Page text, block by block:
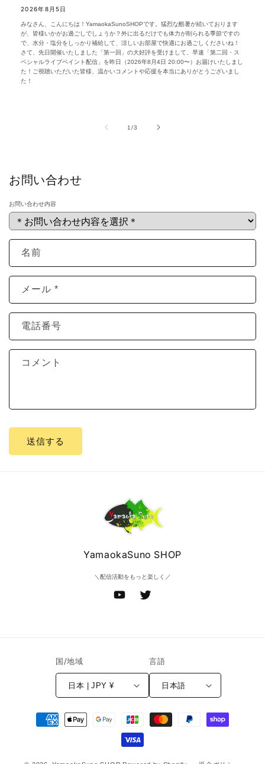
2026年8月5日
みなさん、こんにちは！YamaokaSunoSHOPです。猛烈な酷暑が続いております
が、皆様いかがお過ごしでしょうか？外に出るだけでも体力が削られる季節ですの
で、水分・塩分をしっかり補給して、涼しいお部屋で快適にお過ごしくださいね！
さて、先日開催いたしました「第一回」の大好評を受けまして、早速「第二回・ス
ペシャルライブペイント配信」を昨日（2026年8月4日 20:00〜）お届けいたしまし
た！ご視聴いただいた皆様、温かいコメントや応援を本当にありがとうございまし
た！
1/の
3
お問い合わせ
お問い合わせ内容
名前
メール *
電話番号
コメント
送信する
YamaokaSuno SHOP
＼配信活動をもっと楽しく／
YouTubeTwitter
国/地域
日本 | JPY ¥
言語
日本語